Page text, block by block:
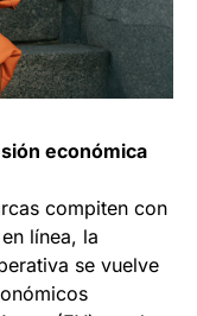
económica
compiten con
línea, la
se vuelve